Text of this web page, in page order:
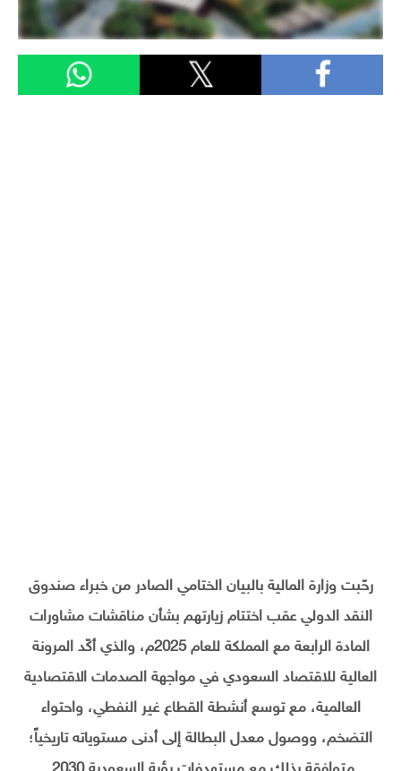
رحّبت وزارة المالية بالبيان الختامي الصادر من خبراء صندوق
النقد الدولي عقب اختتام زيارتهم بشأن مناقشات مشاورات
المادة الرابعة مع المملكة للعام 2025م، والذي أكّد المرونة
العالية للاقتصاد السعودي في مواجهة الصدمات الاقتصادية
العالمية، مع توسع أنشطة القطاع غير النفطي، واحتواء
التضخم، ووصول معدل البطالة إلى أدنى مستوياته تاريخياً؛